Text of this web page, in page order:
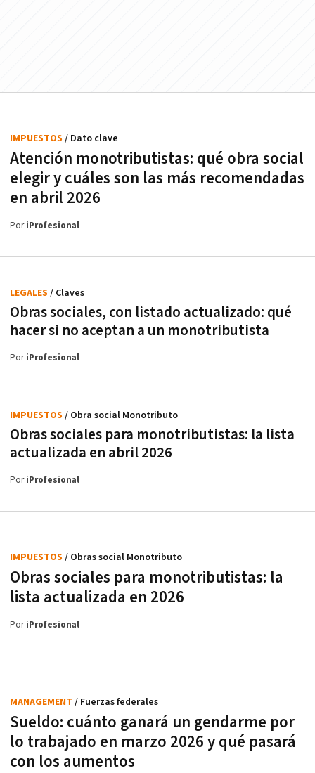
Atención monotributistas: qué obra social
elegir y cuáles son las más recomendadas
en abril 2026
IMPUESTOS / Dato clave
PoriProfesional
Obras sociales, con listado actualizado: qué
hacer si no aceptan a un monotributista
LEGALES / Claves
PoriProfesional
Obras sociales para monotributistas: la lista
actualizada en abril 2026
IMPUESTOS / Obra social Monotributo
PoriProfesional
Obras sociales para monotributistas: la
lista actualizada en 2026
IMPUESTOS / Obras social Monotributo
PoriProfesional
Sueldo: cuánto ganará un gendarme por
lo trabajado en marzo 2026 y qué pasará
con los aumentos
MANAGEMENT / Fuerzas federales